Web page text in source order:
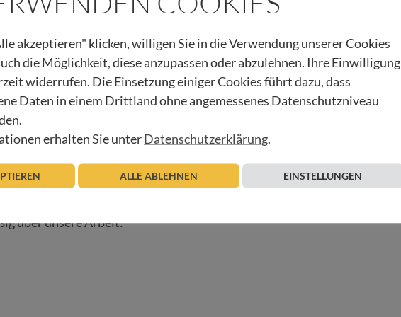
sein 20-jähriges Bestehen.
PDF herunterladen!
schenken! Vielen Dank!
über unsere Arbeit:
akzeptieren" klicken, willigen Sie in die Verwendung unserer Cookies
die Möglichkeit, diese anzupassen oder abzulehnen. Ihre Einwilligung
widerrufen. Die Einsetzung einiger Cookies führt dazu, dass
Daten in einem Drittland ohne angemessenes Datenschutzniveau
erhalten Sie unterDatenschutzerklärung.
ALLE ABLEHNEN EINSTELLUNGEN